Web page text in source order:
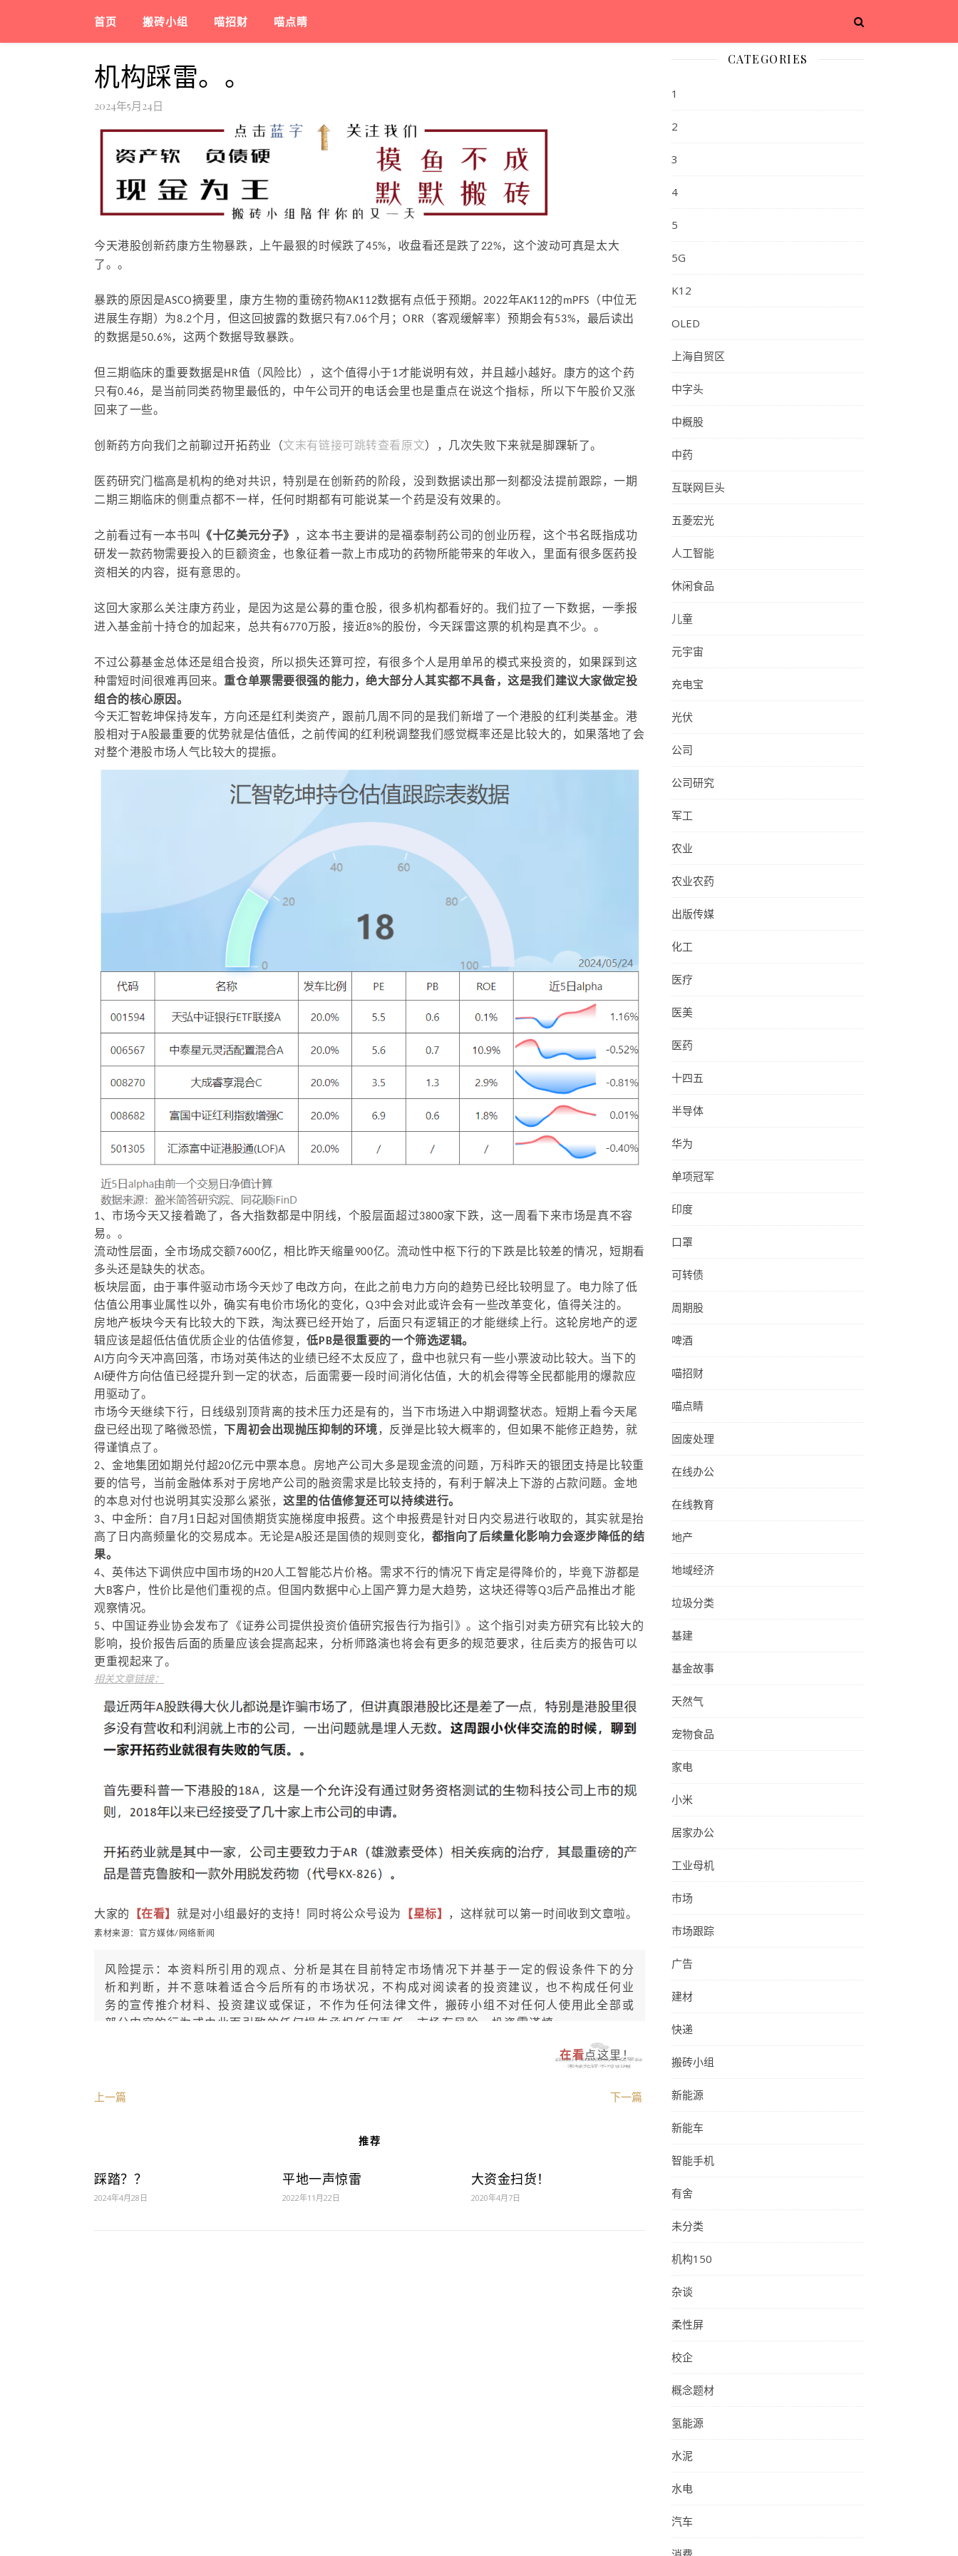
首页 搬砖小组 喵招财 喵点睛
机构踩雷。。
2024年5月24日
今天港股创新药康方生物暴跌，上午最狠的时候跌了45%，收盘看还是跌了22%，这个波动可真是太大
了。。
暴跌的原因是ASCO摘要里，康方生物的重磅药物AK112数据有点低于预期。2022年AK112的mPFS（中位无
进展生存期）为8.2个月，但这回披露的数据只有7.06个月；ORR（客观缓解率）预期会有53%，最后读出
的数据是50.6%，这两个数据导致暴跌。
但三期临床的重要数据是HR值（风险比），这个值得小于1才能说明有效，并且越小越好。康方的这个药
只有0.46，是当前同类药物里最低的，中午公司开的电话会里也是重点在说这个指标，所以下午股价又涨
回来了一些。
创新药方向我们之前聊过开拓药业（ 文末有链接可跳转查看原文 ），几次失败下来就是脚踝斩了。
医药研究门槛高是机构的绝对共识，特别是在创新药的阶段，没到数据读出那一刻都没法提前跟踪，一期
二期三期临床的侧重点都不一样，任何时期都有可能说某一个药是没有效果的。
之前看过有一本书叫 《十亿美元分子》
，这本书主要讲的是福泰制药公司的创业历程，这个书名既指成功
研发一款药物需要投入的巨额资金，也象征着一款上市成功的药物所能带来的年收入，里面有很多医药投
资相关的内容，挺有意思的。
这回大家那么关注康方药业，是因为这是公募的重仓股，很多机构都看好的。我们拉了一下数据，一季报
进入基金前十持仓的加起来，总共有6770万股，接近8%的股份，今天踩雷这票的机构是真不少。。
不过公募基金总体还是组合投资，所以损失还算可控，有很多个人是用单吊的模式来投资的，如果踩到这
种雷短时间很难再回来。 重仓单票需要很强的能力，绝大部分人其实都不具备，这是我们建议大家做定投
组合的核心原因。
今天汇智乾坤保持发车，方向还是红利类资产，跟前几周不同的是我们新增了一个港股的红利类基金。港
股相对于A股最重要的优势就是估值低，之前传闻的红利税调整我们感觉概率还是比较大的，如果落地了会
对整个港股市场人气比较大的提振。
1、市场今天又接着跪了，各大指数都是中阴线，个股层面超过3800家下跌，这一周看下来市场是真不容
易。。
流动性层面，全市场成交额7600亿，相比昨天缩量900亿。流动性中枢下行的下跌是比较差的情况，短期看
多头还是缺失的状态。
板块层面，由于事件驱动市场今天炒了电改方向，在此之前电力方向的趋势已经比较明显了。电力除了低
估值公用事业属性以外，确实有电价市场化的变化，Q3中会对此或许会有一些改革变化，值得关注的。
房地产板块今天有比较大的下跌，淘汰赛已经开始了，后面只有逻辑正的才能继续上行。这轮房地产的逻
辑应该是超低估值优质企业的估值修复，低PB是很重要的一个筛选逻辑。
AI方向今天冲高回落，市场对英伟达的业绩已经不太反应了，盘中也就只有一些小票波动比较大。当下的
AI硬件方向估值已经提升到一定的状态，后面需要一段时间消化估值，大的机会得等全民都能用的爆款应
用驱动了。
市场今天继续下行，日线级别顶背离的技术压力还是有的，当下市场进入中期调整状态。短期上看今天尾
盘已经出现了略微恐慌，
下周初会出现抛压抑制的环境，反弹是比较大概率的，但如果不能修正趋势，就
得谨慎点了。
2、金地集团如期兑付超20亿元中票本息。房地产公司大多是现金流的问题，万科昨天的银团支持是比较重
要的信号，当前金融体系对于房地产公司的融资需求是比较支持的，有利于解决上下游的占款问题。金地
的本息对付也说明其实没那么紧张，这里的估值修复还可以持续进行。
3、中金所：自7月1日起对国债期货实施梯度申报费。这个申报费是针对日内交易进行收取的，其实就是抬
高了日内高频量化的交易成本。无论是A股还是国债的规则变化， 都指向了后续量化影响力会逐步降低的结
果。
4、英伟达下调供应中国市场的H20人工智能芯片价格。需求不行的情况下肯定是得降价的，毕竟下游都是
大B客户，性价比是他们重视的点。但国内数据中心上国产算力是大趋势，这块还得等Q3后产品推出才能
观察情况。
5、中国证券业协会发布了《证券公司提供投资价值研究报告行为指引》。这个指引对卖方研究有比较大的
影响，投价报告后面的质量应该会提高起来，分析师路演也将会有更多的规范要求，往后卖方的报告可以
更重视起来了。
相关文章链接：
大家的 【在看】 就是对小组最好的支持！同时将公众号设为 【星标】 ，这样就可以第一时间收到文章啦。
素材来源：官方媒体/网络新闻
风险提示：本资料所引用的观点、分析是其在目前特定市场情况下并基于一定的假设条件下的分
析和判断，并不意味着适合今后所有的市场状况，不构成对阅读者的投资建议，也不构成任何业
务的宣传推介材料、投资建议或保证，不作为任何法律文件，搬砖小组不对任何人使用此全部或
部分内容的行为或由此而引致的任何损失承担任何责任，市场有风险，投资需谨慎。
执业编号：F0260114060001
在看点这里！
上一篇 下一篇
推荐
踩踏？？
2024年4月28日
平地一声惊雷
2022年11月22日
大资金扫货！
2020年4月7日
CATEGORIES
1
2
3
4
5
5G
K12
OLED
上海自贸区
中字头
中概股
中药
互联网巨头
五菱宏光
人工智能
休闲食品
儿童
元宇宙
充电宝
光伏
公司
公司研究
军工
农业
农业农药
出版传媒
化工
医疗
医美
医药
十四五
半导体
华为
单项冠军
印度
口罩
可转债
周期股
啤酒
喵招财
喵点睛
固废处理
在线办公
在线教育
地产
地域经济
垃圾分类
基建
基金故事
天然气
宠物食品
家电
小米
居家办公
工业母机
市场
市场跟踪
广告
建材
快递
搬砖小组
新能源
新能车
智能手机
有舍
未分类
机构150
杂谈
柔性屏
校企
概念题材
氢能源
水泥
水电
汽车